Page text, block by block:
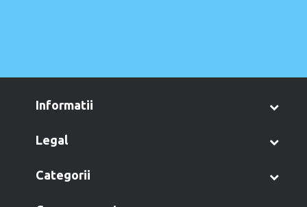
informatii
legal
categorii